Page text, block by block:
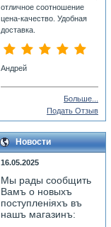
отличное соотношение
цена-качество. Удобная
доставка.
Андрей
Больше...
Подать Отзыв
Новости
16.05.2025
Мы рады сообщить
Вамъ о новыхъ
поступленiяхъ въ
нашъ магазинъ: